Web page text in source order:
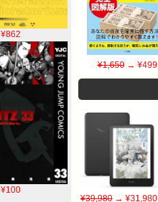
¥862
¥100
¥1,650→ ¥499
¥39,980 → ¥31,980